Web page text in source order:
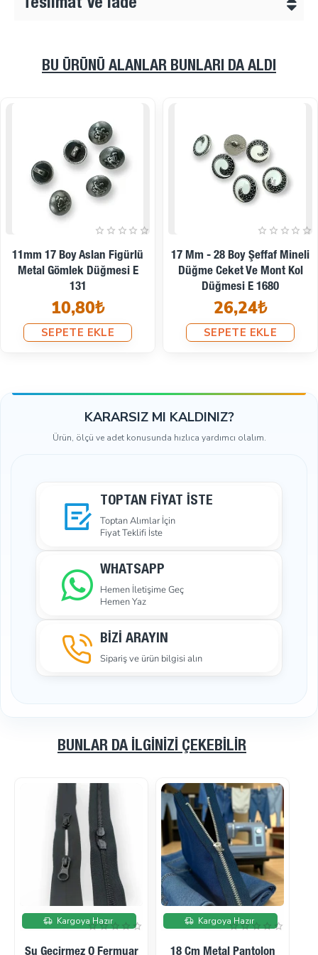
Teslimat Ve İade
BU ÜRÜNÜ ALANLAR BUNLARI DA ALDI
20,7 Mm - 32 Boy Boğa
Kafası Logolu Ayaklı Düğme
E 2245 MN
13,60₺
SEPETE EKLE
23 Mm - 36 Boy Mineli Ceket
Ve Blazer Düğmesi Kedi
Armalı Şık Desenli Düğme E
1380 MC
44,93₺
KARARSIZ MI KALDINIZ?
Ürün, ölçü ve adet konusunda hızlıca yardımcı olalım.
TOPTAN FIYAT İSTE
Toptan Alımlar İçin
Fiyat Teklifi İste
WHATSAPP
Hemen İletişime Geç
Hemen Yaz
BİZİ ARAYIN
Sipariş ve ürün bilgisi alın
BUNLAR DA İLGINIZI ÇEKEBILIR
İndirimde
Kargoya Hazır
Mont Fermuarı 65 Cm
İndirimde
Kargoya Hazır
Mont Fermuarı 70 Cm